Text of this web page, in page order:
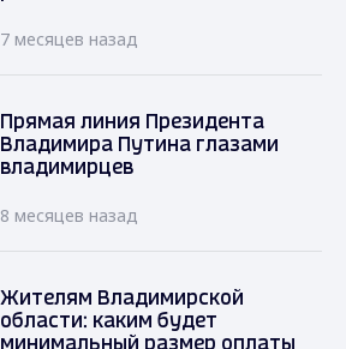
7 месяцев назад
Прямая линия Президента
Владимира Путина глазами
владимирцев
8 месяцев назад
Жителям Владимирской
области: каким будет
минимальный размер оплаты